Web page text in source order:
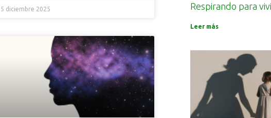
5 diciembre 2025 Respirando para
Leer más